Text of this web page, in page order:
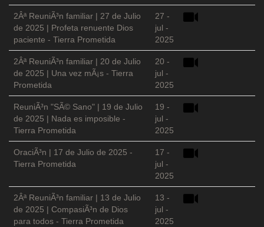
2Âª ReuniÃ³n familiar | 27 de Julio
de 2025 | Profeta renuente Dios
paciente - Tierra Prometida
27 -
jul -
2025
2Âª ReuniÃ³n familiar | 20 de Julio
de 2025 | Una vez mÃ¡s - Tierra
Prometida
20 -
jul -
2025
ReuniÃ³n "SÃ© Sano" | 19 de Julio
de 2025 | Nada es imposible -
Tierra Prometida
19 -
jul -
2025
OraciÃ³n | 17 de Julio de 2025 -
Tierra Prometida
17 -
jul -
2025
2Âª ReuniÃ³n familiar | 13 de Julio
de 2025 | CompasiÃ³n de Dios
para todos - Tierra Prometida
13 -
jul -
2025